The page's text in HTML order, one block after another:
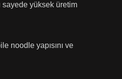
sayede yüksek üretim
noodle yapısını ve